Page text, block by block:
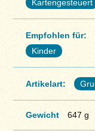
Kartengesteuert
Empfohlen für:
Kinder
Artikelart:
Gewicht 647 g